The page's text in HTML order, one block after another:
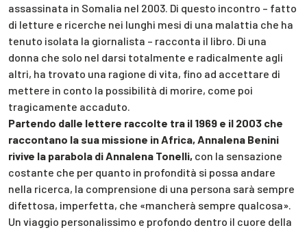
assassinata in Somalia nel 2003. Di questo incontro – fatto
di letture e ricerche nei lunghi mesi di una malattia che ha
tenuto isolata la giornalista – racconta il libro. Di una
donna che solo nel darsi totalmente e radicalmente agli
altri, ha trovato una ragione di vita, fino ad accettare di
mettere in conto la possibilità di morire, come poi
tragicamente accaduto.
Partendo dalle lettere raccolte tra il 1969 e il 2003 che
raccontano la sua missione in Africa, Annalena Benini
rivive la parabola di Annalena Tonelli, con la sensazione
costante che per quanto in profondità si possa andare
nella ricerca, la comprensione di una persona sarà sempre
difettosa, imperfetta, che «mancherà sempre qualcosa».
Un viaggio personalissimo e profondo dentro il cuore della